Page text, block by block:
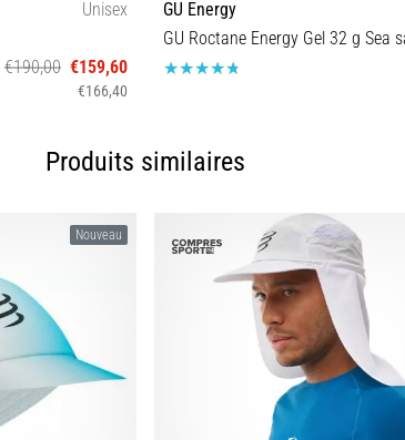
Unisex
€190,00 €159,60
€166,40
46½
GU Energy
Produits similaires
Nouveau